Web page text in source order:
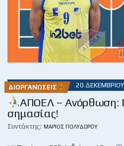
ΔΙΟΡΓΑΝΏΣΕΙΣ 20
ΑΠΟΕΛ – Ανόρθωση:
σημασίας!
Συντάκτης: ΜΆΡΙΟΣ ΠΟΛΥΔΏΡΟΥ